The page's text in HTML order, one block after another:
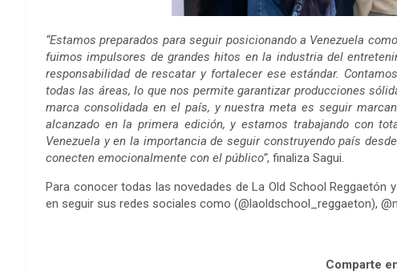
“Estamos preparados para seguir posicionando a Venezuela
fuimos impulsores de grandes hitos en la industria del
responsabilidad de rescatar y fortalecer ese estándar.
todas las áreas, lo que nos permite garantizar producciones
marca consolidada en el país, y nuestra meta es seguir
alcanzado en la primera edición, y estamos trabajando con
Venezuela y en la importancia de seguir construyendo país
conecten emocionalmente con el público”, finaliza Sagui.
Para conocer todas las novedades de La Old School Reggaetón
en seguir sus redes sociales como (@laoldschool_reggaeton),
Comparte